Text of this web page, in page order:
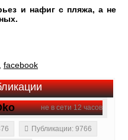
и нафиг с пляжа, а не
facebook
не в сети 12 часов
Публикации: 9766